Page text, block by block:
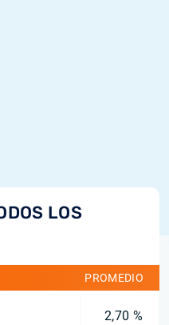
LOS
PROMEDIO
2,70 %